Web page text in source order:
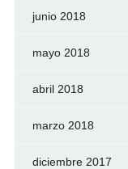
junio 2018
mayo 2018
abril 2018
marzo 2018
diciembre 2017